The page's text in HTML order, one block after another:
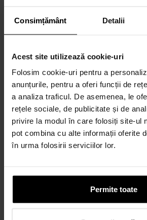
Consimțământ Detalii
Acest site utilizează cookie-uri
Folosim cookie-uri pentru a
anunțurile, pentru a oferi funcții de
a analiza traficul. De asemenea, le
rețele sociale, de publicitate și de
privire la modul în care folosiți site-ul
pot combina cu alte informații oferite
în urma folosirii serviciilor lor.
Permite toate